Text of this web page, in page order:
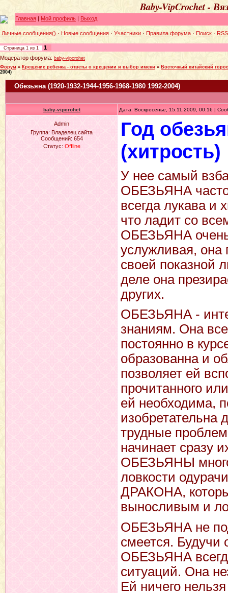
Baby-VipCrochet -
Главная | Мой профиль | Выход
Личные сообщения() · Новые сообщения · Участники · Правила форума · Поиск · RSS
Страница 1 из 1
1
Модератор форума: baby-vipcrohet
Форум » Крещение ребенка - ответы о крещении и выбор имени » Восточный китайский
2004)
Обезьяна (1920-1932-1944-1956-1968-1980 1992-2004)
baby-vipcrohet Дата: Воскресенье, 15.11.2009, 00:16 |
Admin
Группа: Владелец сайта
Сообщений: 654
Статус: Offline
Год
(хитрость)
У нее самый
ОБЕЗЬЯНА
всегда лукава и
что ладит со
ОБЕЗЬЯНА очень
услужливая, она
своей показной
деле она
других.
ОБЕЗЬЯНА -
знаниям. Она
постоянно в
образованна и
позволяет ей
прочитанного
ей необходима,
изобретательна
трудные
начинает сразу
ОБЕЗЬЯНЫ много
ловкости
ДРАКОНА,
выносливым и
ОБЕЗЬЯНА не
смеется. Будучи
ОБЕЗЬЯНА
ситуаций. Она
Ей ничего